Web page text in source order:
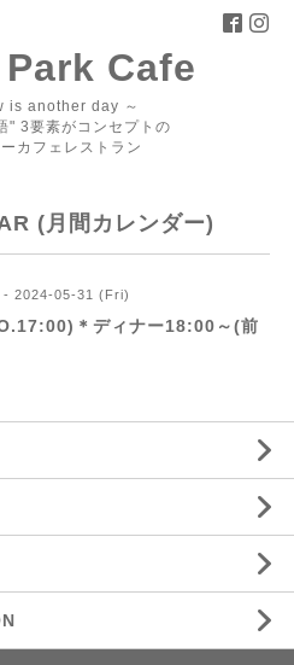
Cafe
is another day ～
" 3要素がコンセプトの
カフェレストラン
(月間カレンダー)
2024-05-31 (Fri)
＊ディナー18:00～(前